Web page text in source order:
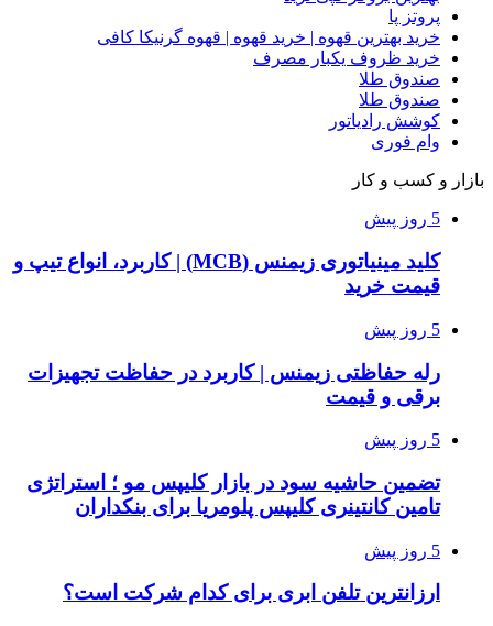
پروتز پا
خرید بهترین قهوه | خرید قهوه | قهوه گرنیکا کافی
خرید ظروف یکبار مصرف
صندوق طلا
صندوق طلا
کوشش رادیاتور
وام فوری
بازار و کسب و کار
5 روز پیش
کلید مینیاتوری زیمنس (MCB) | کاربرد، انواع تیپ و
قیمت خرید
5 روز پیش
رله حفاظتی زیمنس | کاربرد در حفاظت تجهیزات
برقی و قیمت
5 روز پیش
تضمین حاشیه سود در بازار کلیپس مو ؛ استراتژی
تامین کانتینری کلیپس پلومریا برای بنکداران
5 روز پیش
ارزانترین تلفن ابری برای کدام شرکت است؟